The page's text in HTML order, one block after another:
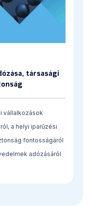
társasági
vállalkozások
a helyi iparűzési
fontosságáról
adózásáról